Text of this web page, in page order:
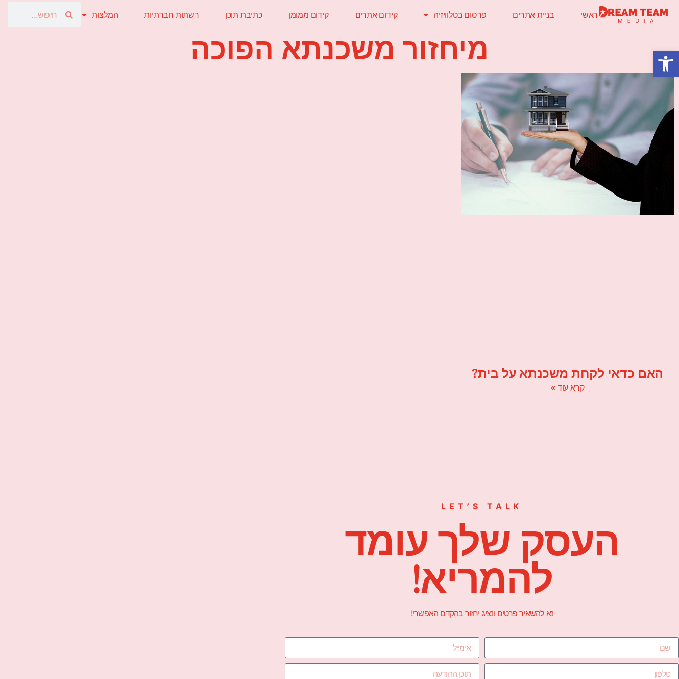
ראשי בניית אתרים פרסום בטלוויזיה קידום אתרים קידום ממומן כתיבת תוכן רשתות חברתיות המלצות
מיחזור משכנתא הפוכה
האם כדאי לקחת משכנתא על בית?
קרא עוד »
LET’S TALK
העסק שלך עומד
להמריא!
נא להשאיר פרטים ונציג יחזור בהקדם האפשרי!
פתח סרגל נגישות